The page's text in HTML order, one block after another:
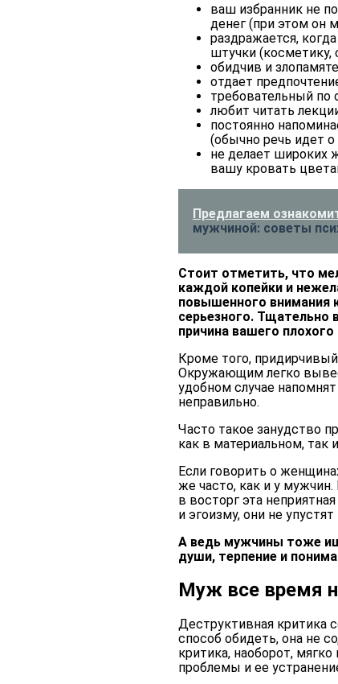
ваш избранник не
денег (при этом он
раздражается,
штучки (косметику,
обидчив и
отдает
требовательный
любит читать
постоянно
(обычно речь идет
не делает широких
вашу кровать
Предлагаем
мужчиной: советы
Стоит отметить, что
каждой копейки и
повышенного внимания
серьезного. Тщательно
причина вашего плохого
Кроме того,
Окружающим легко
удобном случае
неправильно.
Часто такое занудство
как в материальном, так
Если говорить о
же часто, как и у
в восторг эта
и эгоизму, они не
А ведь мужчины тоже
души, терпение и
Муж все время
Деструктивная критика
способ обидеть, она не
критика, наоборот,
проблемы и ее